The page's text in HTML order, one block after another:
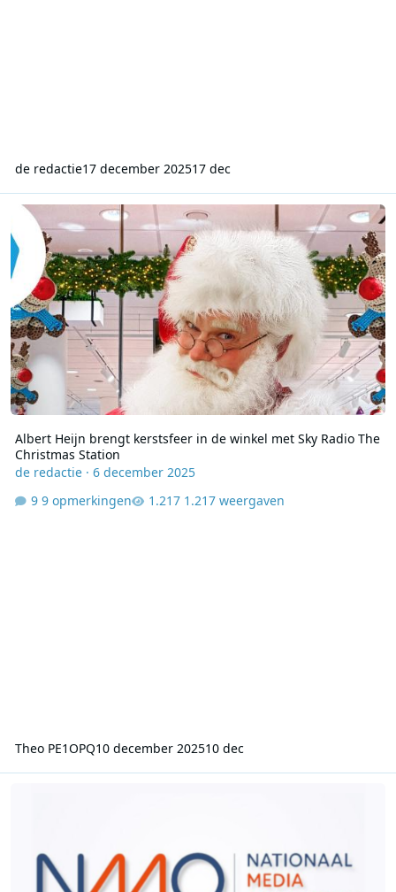
de redactie17 december 202517 dec
Albert Heijn brengt kerstsfeer in de winkel met Sky Radio The
Albert Heijn brengt kerstsfeer in de winkel met Sky Radio The
Christmas Station
de redactie· 6 december 2025
9 opmerkingen
1.217 weergaven
Theo PE1OPQ10 december 202510 dec